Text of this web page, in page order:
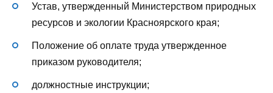
Устав, утвержденный Министерством природных
ресурсов и экологии Красноярского края;
Положение об оплате труда утвержденное
приказом руководителя;
должностные инструкции;